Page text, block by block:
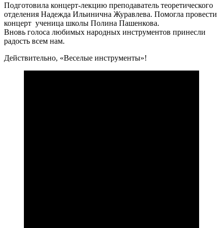
Подготовила концерт-лекцию преподаватель теоретического
отделения Надежда Ильинична Журавлева. Помогла провести
концерт ученица школы Полина Пашенкова.
Вновь голоса любимых народных инструментов принесли
радость всем нам.
Действительно, «Веселые инструменты»!